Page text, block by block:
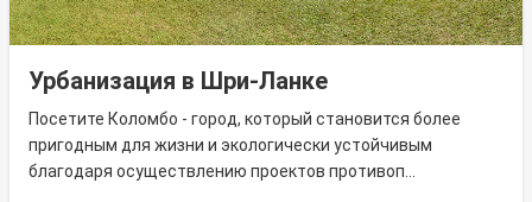
Урбанизация в Шри-Ланке
Посетите Коломбо - город, который становится более
пригодным для жизни и экологически устойчивым
благодаря осуществлению проектов противоп...